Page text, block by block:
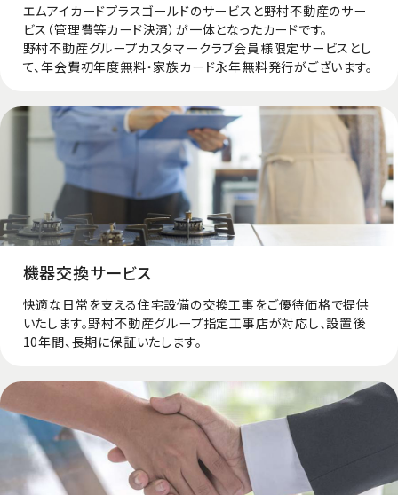
エムアイカードプラスゴールドのサービスと野村不動産のサー
ビス（管理費等カード決済）が一体となったカードです。
野村不動産グループカスタマークラブ会員様限定サービスとし
て、年会費初年度無料・家族カード永年無料発行がございます。
機器交換サービス
快適な日常を支える住宅設備の交換工事をご優待価格で提供
いたします。野村不動産グループ指定工事店が対応し、設置後
10年間、長期に保証いたします。